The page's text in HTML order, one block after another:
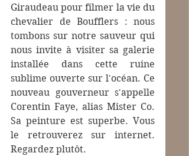
Giraudeau pour filmer la vie du
chevalier de Boufflers : nous
tombons sur notre sauveur qui
nous invite à visiter sa galerie
installée dans cette ruine
sublime ouverte sur l'océan. Ce
nouveau gouverneur s'appelle
Corentin Faye, alias Mister Co.
Sa peinture est superbe. Vous
le retrouverez sur internet.
Regardez plutôt.